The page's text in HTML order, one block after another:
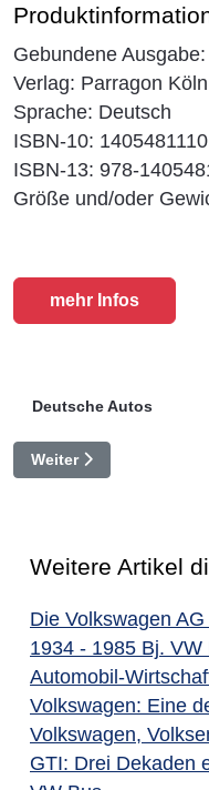
Gebundene
Verlag: Parragon
Sprache: Deutsch
ISBN-10: 1405481110
ISBN-13: 978-
Größe und/oder
mehr Infos
Deutsche Autos
Nächster Beitrag:
Weiter
Weitere Artikel
Die Volkswagen
1934 - 1985 Bj.
Automobil-
Volkswagen: Eine
Volkswagen,
GTI: Drei Dekaden